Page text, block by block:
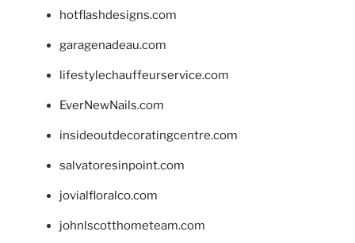
hotflashdesigns.com
garagenadeau.com
lifestylechauffeurservice.com
EverNewNails.com
insideoutdecoratingcentre.com
salvatoresinpoint.com
jovialfloralco.com
johnlscotthometeam.com